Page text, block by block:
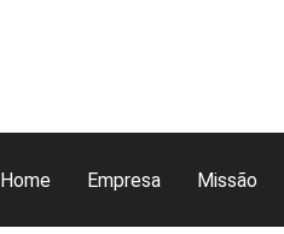
Home Empresa Missão